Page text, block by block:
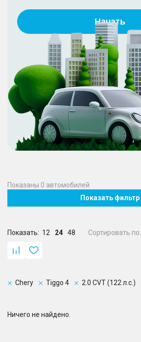
Начать
Показаны 0 автомобилей
Показать фильтр
Показать: 12 24 48 Сортировать по:
Chery Tiggo 4 2.0 CVT (122 л.с.)
Ничего не найдено.